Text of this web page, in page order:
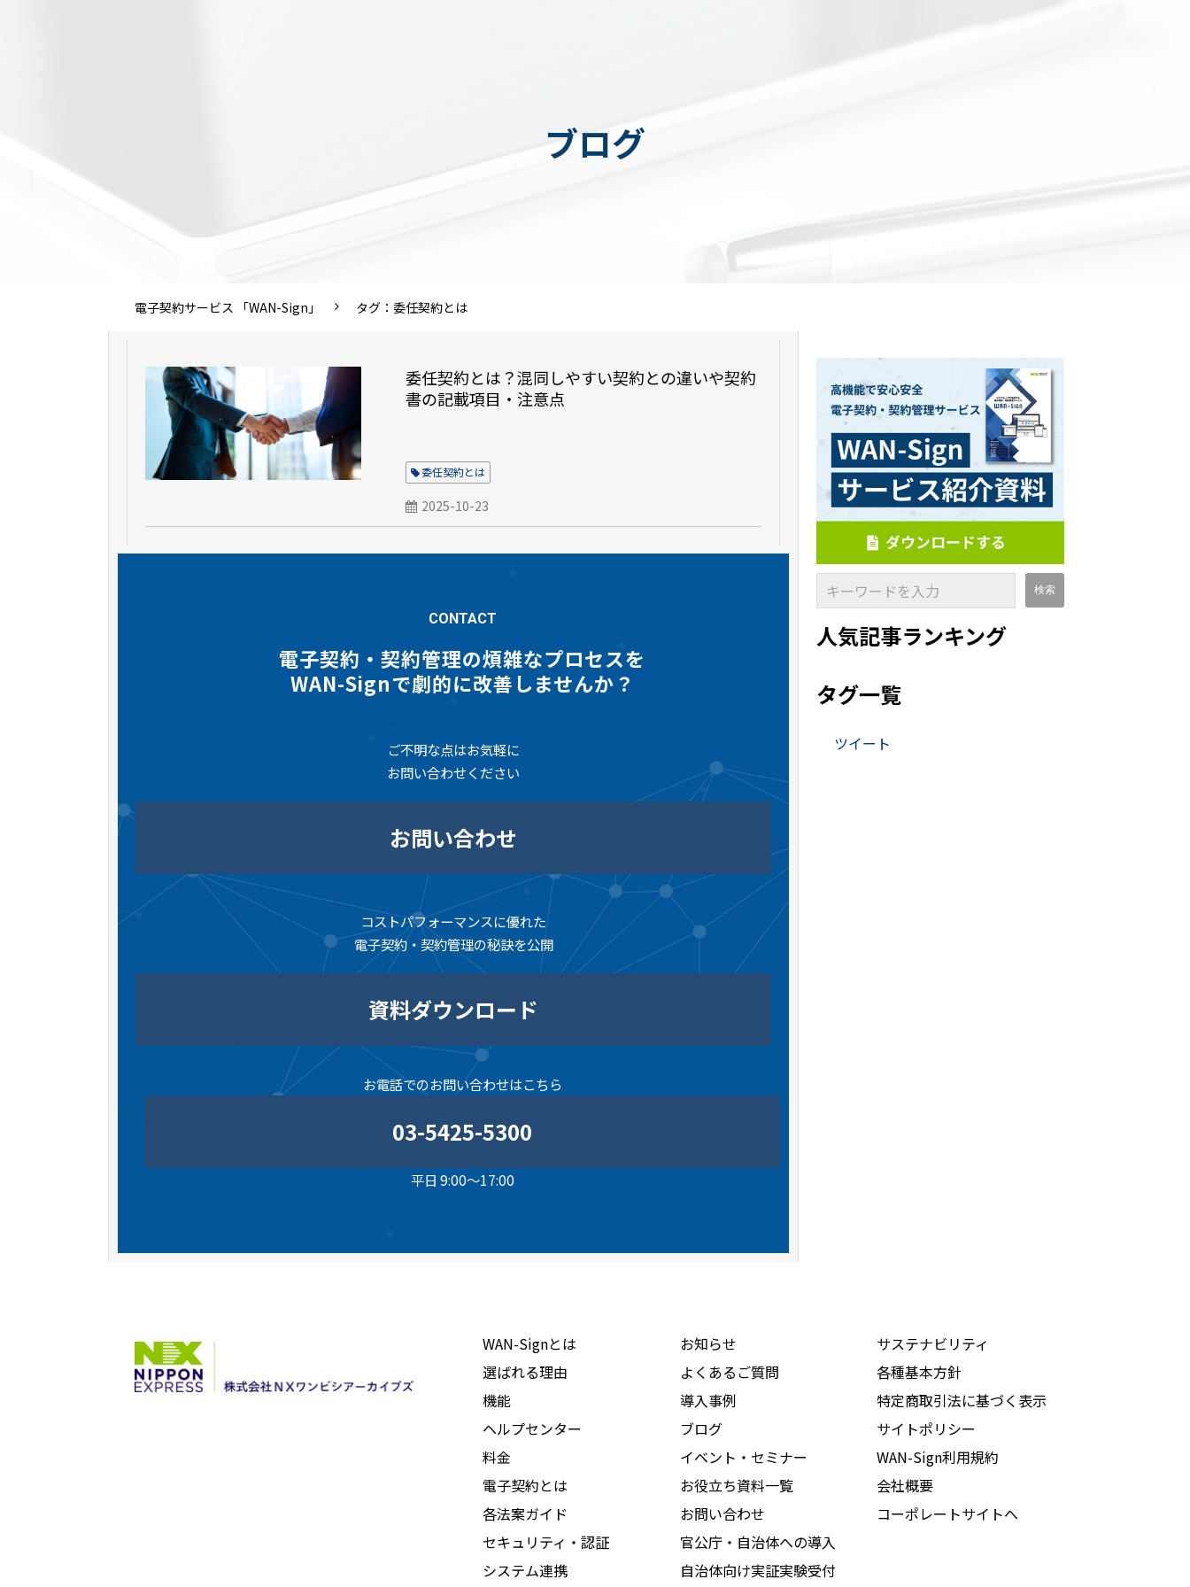
ブログ
電子契約サービス 「WAN-Sign」 タグ：委任契約とは
委任契約とは？混同しやすい契約との違いや契約
書の記載項目・注意点
委任契約とは
2025-10-23
CONTACT
電子契約・契約管理の煩雑なプロセスを
WAN-Signで劇的に改善しませんか？
ご不明な点はお気軽に
お問い合わせください
お問い合わせ
コストパフォーマンスに優れた
電子契約・契約管理の秘訣を公開
資料ダウンロード
お電話でのお問い合わせはこちら
03-5425-5300
平日 9:00～17:00
人気記事ランキング
タグ一覧
ツイート
WAN-Signとは
選ばれる理由
機能
ヘルプセンター
料金
電子契約とは
各法案ガイド
セキュリティ・認証
システム連携
お知らせ
よくあるご質問
導入事例
ブログ
イベント・セミナー
お役立ち資料一覧
お問い合わせ
官公庁・自治体への導入
自治体向け実証実験受付
サステナビリティ
各種基本方針
特定商取引法に基づく表示
サイトポリシー
WAN-Sign利用規約
会社概要
コーポレートサイトへ